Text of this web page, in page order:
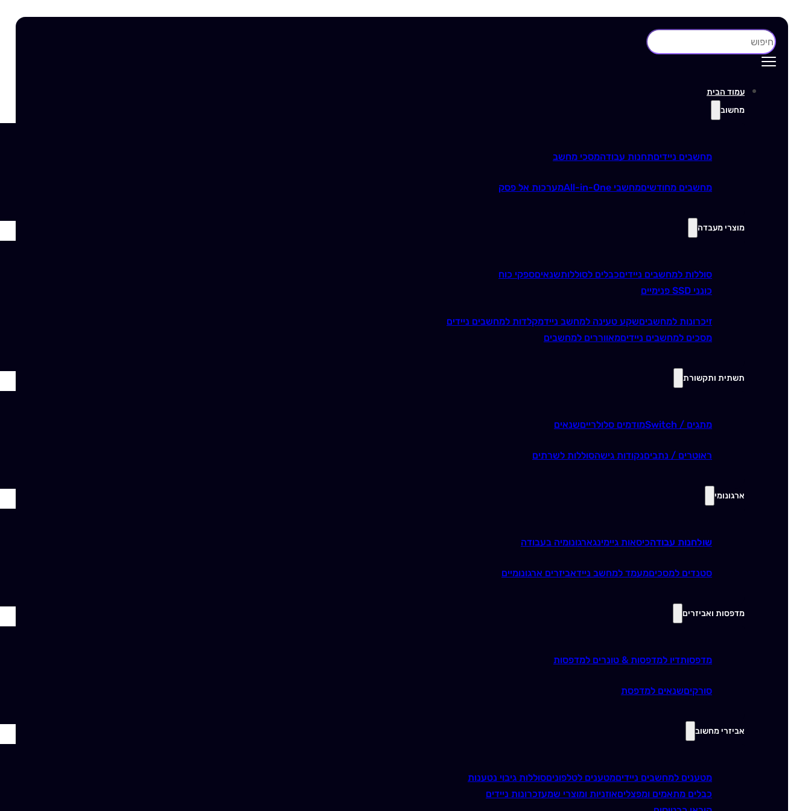
חיפוש
עמוד הבית
מחשוב
מחשבים ניידיםתחנות עבודהמסכי מחשב
מחשבים מחודשיםמחשבי All-in-One מערכות אל פסק
מוצרי מעבדה
סוללות למחשבים ניידיםכבלים לסוללותשנאיםספקי כוח
כונני SSD פנימיים
זיכרונות למחשביםשקע טעינה למחשב ניידמקלדות למחשבים ניידים
מסכים למחשבים ניידיםמאווררים למחשבים
תשתית ותקשורת
מתגים / Switch מודמים סלולרייםשנאים
ראוטרים / נתביםנקודות גישהסוללות לשרתים
ארגונומי
שולחנות עבודהכיסאות גיימינגארגונומיה בעבודה
סטנדים למסכיםמעמד למחשב ניידאביזרים ארגונומיים
מדפסות ואביזרים
מדפסותדיו למדפסות & טונרים למדפסות
סורקיםשנאים למדפסת
אביזרי מחשוב
מטענים למחשבים ניידיםמטענים לטלפוניםסוללות גיבוי נטענות
כבלים מתאמים ומפצליםאוזניות ומוצרי שמעזכרונות ניידים